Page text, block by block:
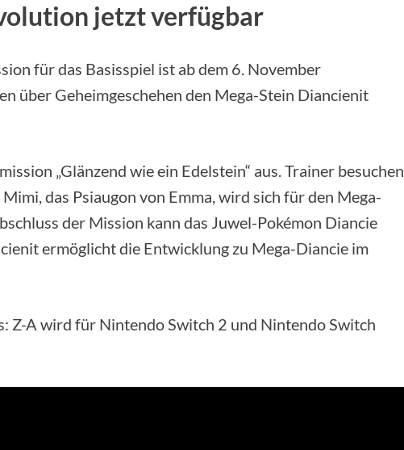
jetzt verfügbar
für das Basisspiel ist ab dem 6. November
über Geheimgeschehen den Mega-Stein Diancienit
„Glänzend wie ein Edelstein“ aus. Trainer besuchen
das Psiaugon von Emma, wird sich für den Mega-
der Mission kann das Juwel-Pokémon Diancie
ermöglicht die Entwicklung zu Mega-Diancie im
Z-A wird für Nintendo Switch 2 und Nintendo Switch